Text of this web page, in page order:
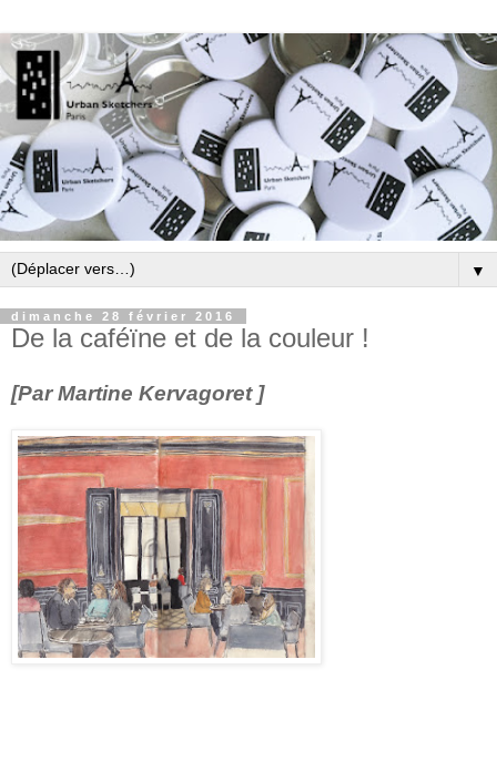
▼
dimanche 28 février 2016
De la caféïne et de la couleur !
[Par Martine Kervagoret ]